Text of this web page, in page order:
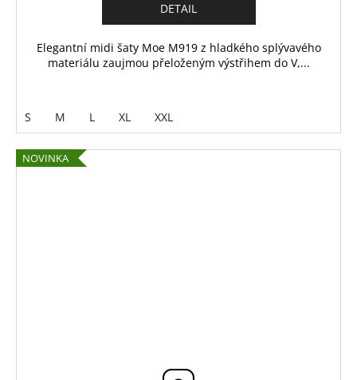
DETAIL
Elegantní midi šaty Moe M919 z hladkého splývavého
materiálu zaujmou přeloženým výstřihem do V,...
S M L XL XXL
NOVINKA